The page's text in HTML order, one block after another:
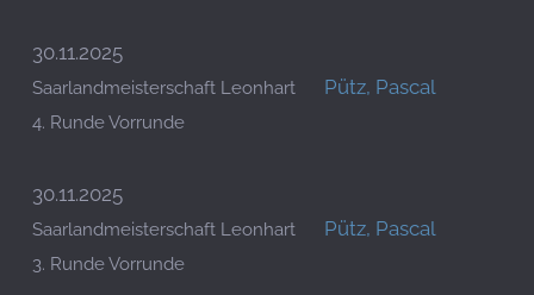
30.11.2025
Saarlandmeisterschaft Leonhart
4. Runde Vorrunde
Pütz, Pascal
30.11.2025
Saarlandmeisterschaft Leonhart
3. Runde Vorrunde
Pütz, Pascal